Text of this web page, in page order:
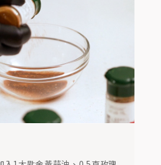
、櫛瓜、香菜攪拌均勻。